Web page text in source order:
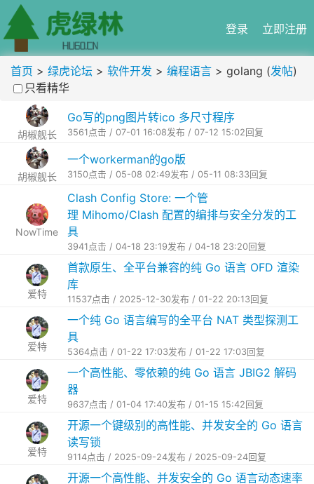
登录 立即注册
首页 > 绿虎论坛 > 软件开发 > 编程语言 > golang (发帖)
只看精华
胡椒舰长
Go写的png图片转ico 多尺寸程序
3561点击 / 07-01 16:08发布 / 07-12 15:02回复
胡椒舰长
一个workerman的go版
3150点击 / 05-08 02:49发布 / 05-11 08:33回复
NowTime
Clash Config Store: 一个管
理 Mihomo/Clash 配置的编排与安全分发的工
具
3941点击 / 04-18 23:19发布 / 04-18 23:20回复
爱特
首款原生、全平台兼容的纯 Go 语言 OFD 渲染
库
11537点击 / 2025-12-30发布 / 01-22 20:13回复
爱特
一个纯 Go 语言编写的全平台 NAT 类型探测工
具
5364点击 / 01-22 17:03发布 / 01-22 17:03回复
爱特
一个高性能、零依赖的纯 Go 语言 JBIG2 解码
器
9637点击 / 01-04 17:40发布 / 01-15 15:42回复
爱特
开源一个键级别的高性能、并发安全的 Go 语言
读写锁
9114点击 / 2025-09-24发布 / 2025-09-24回复
开源一个高性能、并发安全的 Go 语言动态速率